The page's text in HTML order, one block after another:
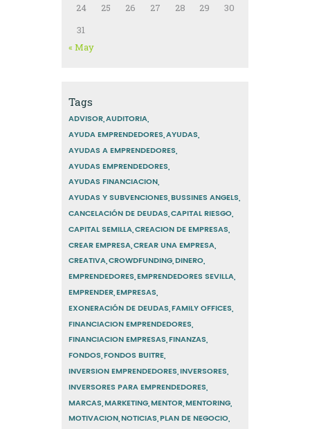
24
25 26 27 28 29
30
31
« May
Tags
ADVISOR AUDITORIA
AYUDA EMPRENDEDORES AYUDAS
AYUDAS A EMPRENDEDORES
AYUDAS EMPRENDEDORES
AYUDAS FINANCIACION
AYUDAS Y SUBVENCIONES BUSSINES ANGELS
CANCELACIÓN DE DEUDAS CAPITAL RIESGO
CAPITAL SEMILLA CREACION DE EMPRESAS
CREAR EMPRESA CREAR UNA EMPRESA
CREATIVA CROWDFUNDING DINERO
EMPRENDEDORES EMPRENDEDORES SEVILLA
EMPRENDER EMPRESAS
EXONERACIÓN DE DEUDAS FAMILY OFFICES
FINANCIACION EMPRENDEDORES
FINANCIACION EMPRESAS FINANZAS
FONDOS FONDOS BUITRE
INVERSION EMPRENDEDORES INVERSORES
INVERSORES PARA EMPRENDEDORES
MARCAS MARKETING MENTOR MENTORING
MOTIVACION NOTICIAS PLAN DE NEGOCIO